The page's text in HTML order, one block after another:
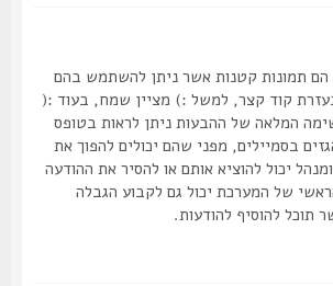
קטנות אשר ניתן להשתמש בהם
קוד קצר, למשל :) מציין שמח, בעוד :(
של ההבעות ניתן לראות בטופס
מפני שהם יכולים להפוך את
יכול להוציא אותם או להסיר את ההודעה
של המערכת יכול גם לקבוע הגבלה
להוסיף להודעות.